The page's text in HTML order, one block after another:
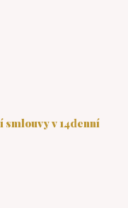
smlouvy v 14denní